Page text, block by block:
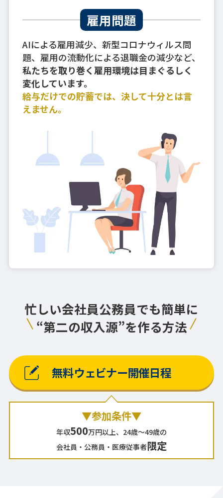
雇用問題
AIによる雇用減少、新型コロナウィルス問
題、雇用の流動化による退職金の減少など、
私たちを取り巻く雇用環境は目まぐるしく
変化しています。
給与だけでの貯蓄では、決して十分とは言
えません。
忙しい会社員公務員でも簡単に
“第二の収入源”を作る方法
無料ウェビナー開催日程
▼参加条件▼
年収500万円以上、24歳～49歳の
会社員・公務員・医療従事者限定